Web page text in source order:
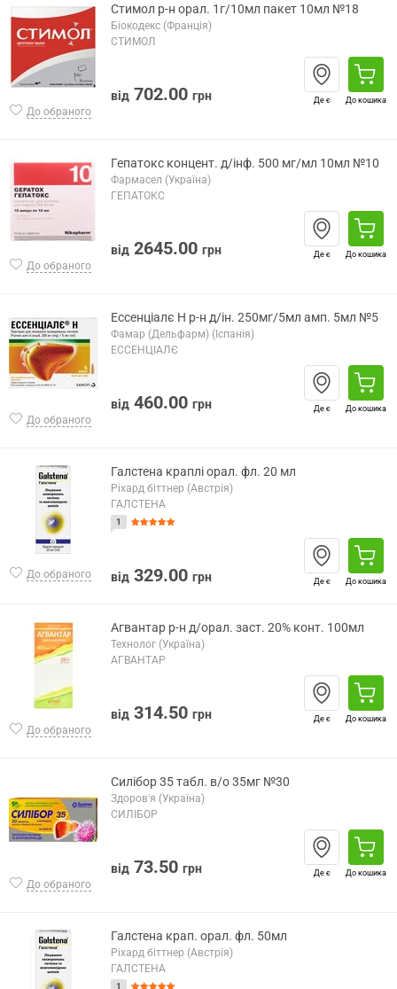
До обраного
Стимол р-н орал. 1г/10мл пакет 10мл №18
Біокодекс (Франція)
СТИМОЛ
від 702.00 грн Де є До кошика
До обраного
Гепатокс концент. д/інф. 500 мг/мл 10мл №10
Фармасел (Україна)
ГЕПАТОКС
від 2645.00 грн Де є До кошика
До обраного
Ессенціалє Н р-н д/ін. 250мг/5мл амп. 5мл №5
Фамар (Дельфарм) (Іспанія)
ЕССЕНЦІАЛЄ
від 460.00 грн Де є До кошика
До обраного
Галстена краплі орал. фл. 20 мл
Ріхард біттнер (Австрія)
ГАЛСТЕНА
1
від 329.00 грн Де є До кошика
До обраного
Агвантар р-н д/орал. заст. 20% конт. 100мл
Технолог (Україна)
АГВАНТАР
від 314.50 грн Де є До кошика
До обраного
Силібор 35 табл. в/о 35мг №30
Здоров'я (Україна)
СИЛІБОР
від 73.50 грн Де є До кошика
Галстена крап. орал. фл. 50мл
Ріхард біттнер (Австрія)
ГАЛСТЕНА
1